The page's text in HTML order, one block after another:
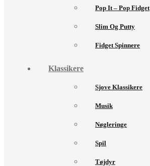
Pop It – Pop Fidget
Slim Og Putty
Fidget Spinnere
Klassikere
Sjove Klassikere
Musik
Nøgleringe
Spil
Tøjdyr